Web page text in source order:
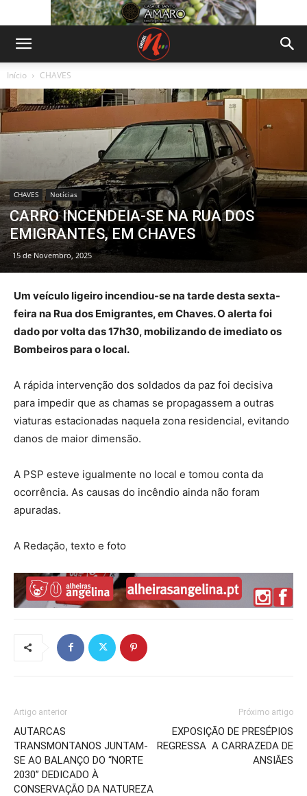
Início CHAVES
CHAVES Notícias
CARRO INCENDEIA-SE NA RUA DOS
EMIGRANTES, EM CHAVES
15 de Novembro, 2025
Um veículo ligeiro incendiou-se na tarde desta sexta-
feira na Rua dos Emigrantes, em Chaves. O alerta foi
dado por volta das 17h30, mobilizando de imediato os
Bombeiros para o local.
A rápida intervenção dos soldados da paz foi decisiva
para impedir que as chamas se propagassem a outras
viaturas estacionadas naquela zona residencial, evitando
danos de maior dimensão.
A PSP esteve igualmente no local e tomou conta da
ocorrência. As causas do incêndio ainda não foram
apuradas.
A Redação, texto e foto
Artigo anterior
AUTARCAS
TRANSMONTANOS JUNTAM-
SE AO BALANÇO DO “NORTE
2030” DEDICADO À
CONSERVAÇÃO DA NATUREZA
Próximo artigo
EXPOSIÇÃO DE PRESÉPIOS
REGRESSA A CARRAZEDA DE
ANSIÃES